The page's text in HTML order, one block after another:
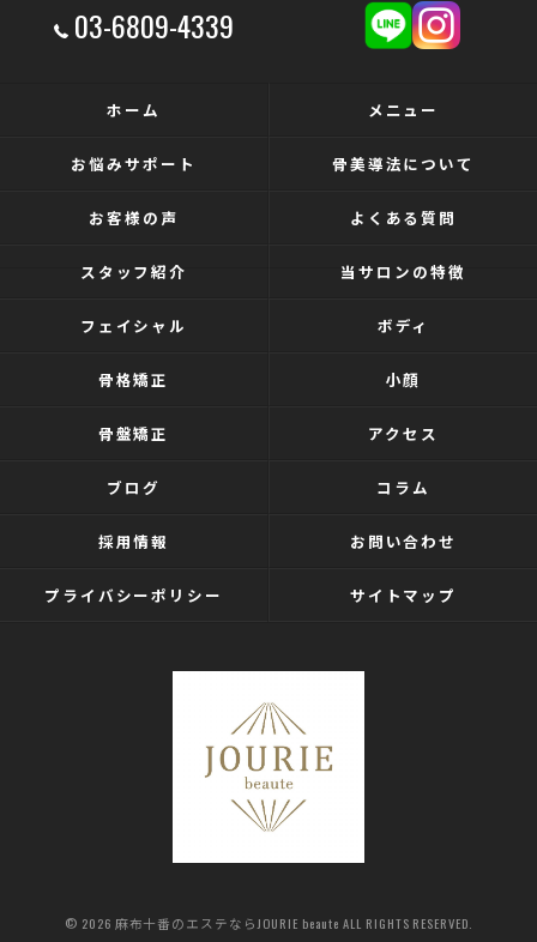
03-6809-4339
ホーム メニュー
お悩みサポート 骨美導法について
お客様の声 よくある質問
スタッフ紹介 当サロンの特徴
フェイシャル ボディ
骨格矯正 小顔
骨盤矯正 アクセス
ブログ コラム
採用情報 お問い合わせ
プライバシーポリシー サイトマップ
© 2026 麻布十番のエステならJOURIE beaute ALL RIGHTS RESERVED.